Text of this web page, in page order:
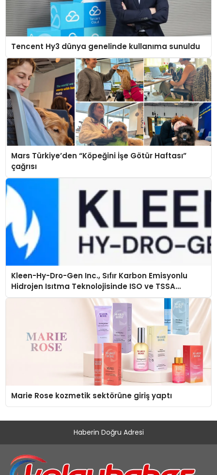
Tencent Hy3 dünya genelinde kullanıma sunuldu
Mars Türkiye’den “Köpeğini İşe Götür Haftası”
çağrısı
Kleen-Hy-Dro-Gen Inc., Sıfır Karbon Emisyonlu
Hidrojen Isıtma Teknolojisinde ISO ve TSSA
Düzenleyici Onaylarını Aldı
Marie Rose kozmetik sektörüne giriş yaptı
Haberin Doğru Adresi